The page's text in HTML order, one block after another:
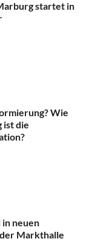
startet in
Wie
ist die
in neuen
Markthalle